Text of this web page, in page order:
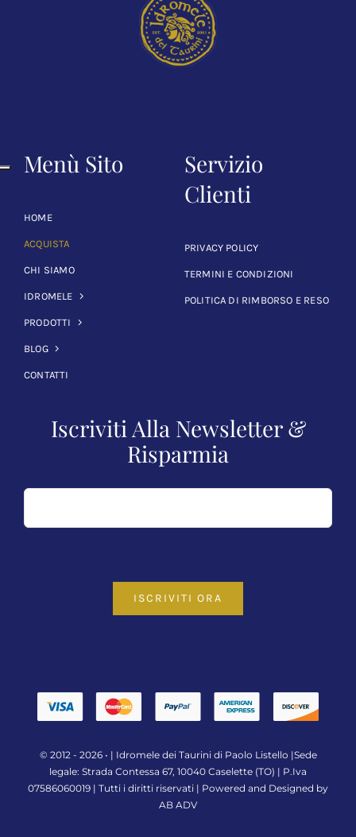
Menù Sito
HOME
ACQUISTA
CHI SIAMO
IDROMELE
PRODOTTI
BLOG
CONTATTI
Servizio
Clienti
PRIVACY POLICY
TERMINI E CONDIZIONI
POLITICA DI RIMBORSO E RESO
Iscriviti Alla Newsletter &
Risparmia
ISCRIVITI ORA
© 2012 - 2026 • | Idromele dei Taurini di Paolo Listello |Sede
legale: Strada Contessa 67, 10040 Caselette (TO) | P.Iva
07586060019 | Tutti i diritti riservati | Powered and Designed by
AB ADV